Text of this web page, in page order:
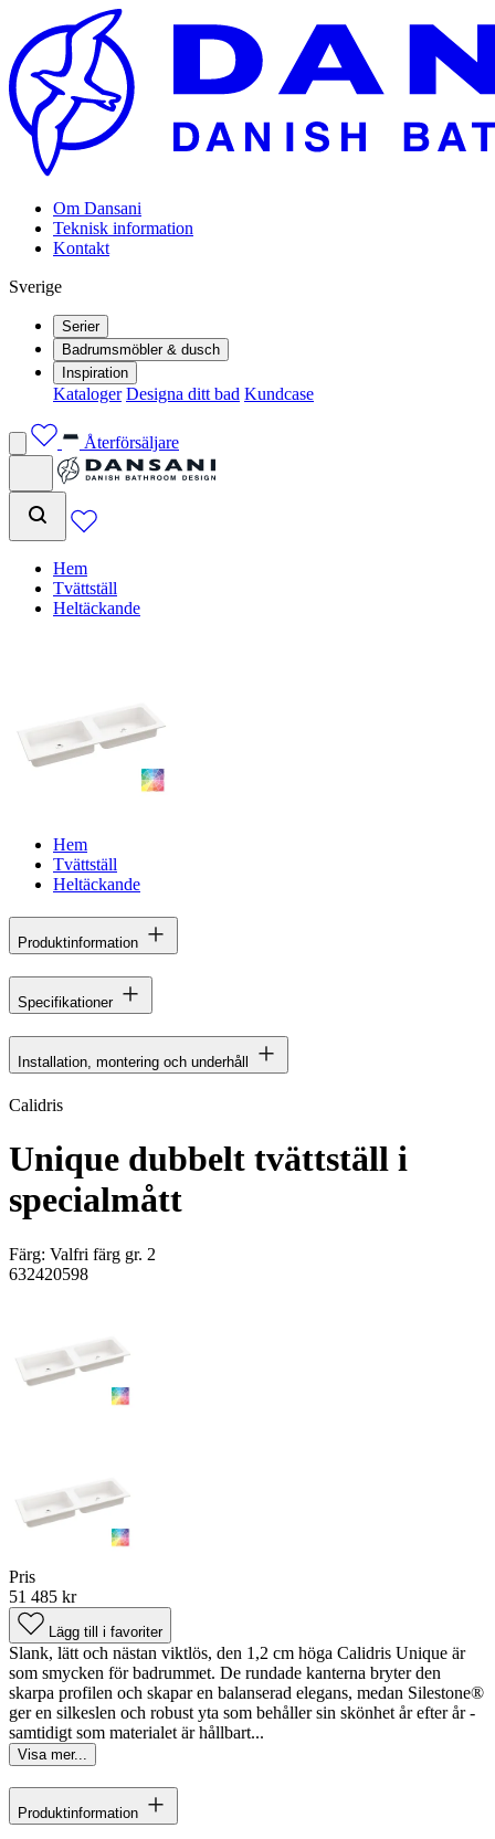
Om Dansani
Teknisk information
Kontakt
Sverige
Serier
Badrumsmöbler & dusch
Inspiration
Kataloger Designa ditt bad Kundcase
Återförsäljare
Hem
Tvättställ
Heltäckande
Hem
Tvättställ
Heltäckande
Produktinformation
Specifikationer
Installation, montering och underhåll
Calidris
Unique dubbelt tvättställ i
specialmått
Färg: Valfri färg gr. 2
632420598
Pris
51 485 kr
Lägg till i favoriter
Slank, lätt och nästan viktlös, den 1,2 cm höga Calidris Unique är
som smycken för badrummet. De rundade kanterna bryter den
skarpa profilen och skapar en balanserad elegans, medan Silestone®
ger en silkeslen och robust yta som behåller sin skönhet år efter år -
samtidigt som materialet är hållbart...
Visa mer...
Produktinformation